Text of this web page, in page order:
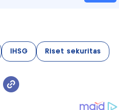
IHSG Riset sekuritas